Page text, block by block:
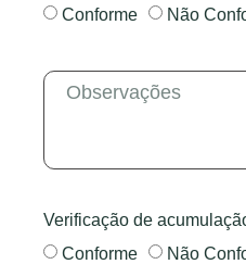
Conforme
Não
Verificação de
Conforme
Não